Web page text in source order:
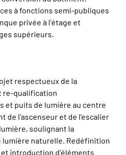
à fonctions semi-publiques
privée à l’étage et
supérieurs.
respectueux de la
re-qualification
et puits de lumière au centre
de l’ascenseur et de l’escalier
soulignant la
lumière naturelle. Redéfinition
introduction d’éléments